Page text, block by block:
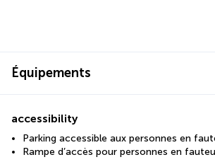
Équipements
accessibility
Parking accessible aux personnes en
Rampe d’accès pour personnes en